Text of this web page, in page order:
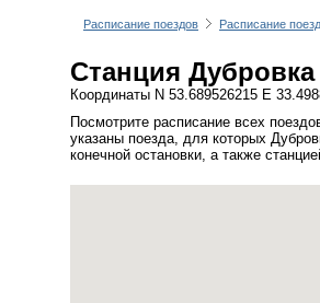
Расписание поездов Расписание
Станция Дубровка
Координаты N 53.689526215 E
Посмотрите расписание всех
указаны поезда, для которых
конечной остановки, а также